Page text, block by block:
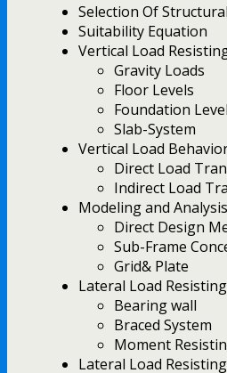
Selection Of
Suitability Equation
Vertical Load
Gravity Loads
Floor Levels
Foundation Level
Slab-System
Vertical Load
Direct Load
Indirect Load
Modeling and
Direct Design
Sub-Frame
Grid& Plate
Lateral Load
Bearing wall
Braced System
Moment
Lateral Load